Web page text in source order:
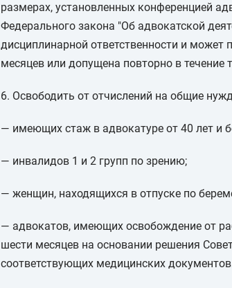
размерах, установленных конференцией
Федерального закона "Об адвокатской
дисциплинарной ответственности и
месяцев или допущена повторно в течение
6. Освободить от отчислений на общие
— имеющих стаж в адвокатуре от 40 лет и
— инвалидов 1 и 2 групп по зрению;
— женщин, находящихся в отпуске по
— адвокатов, имеющих освобождение от
шести месяцев на основании решения
соответствующих медицинских